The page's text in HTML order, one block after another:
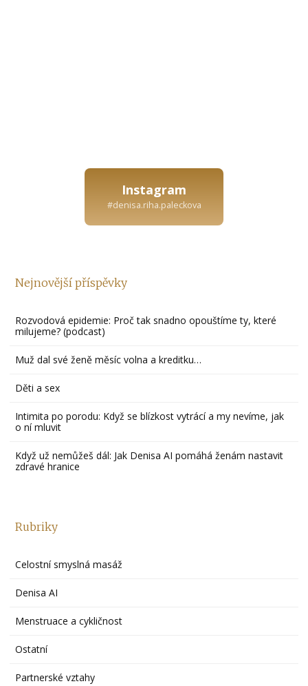
Instagram
#denisa.riha.paleckova
Nejnovější příspěvky
Rozvodová epidemie: Proč tak snadno opouštíme ty, které
milujeme? (podcast)
Muž dal své ženě měsíc volna a kreditku…
Děti a sex
Intimita po porodu: Když se blízkost vytrácí a my nevíme, jak
o ní mluvit
Když už nemůžeš dál: Jak Denisa AI pomáhá ženám nastavit
zdravé hranice
Rubriky
Celostní smyslná masáž
Denisa AI
Menstruace a cykličnost
Ostatní
Partnerské vztahy